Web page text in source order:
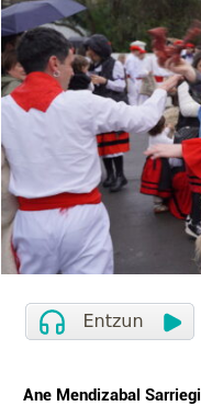
Ane Mendizabal Sarriegi